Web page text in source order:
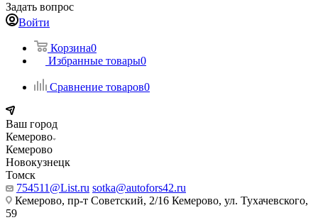
Задать вопрос
Войти
Корзина0
Избранные товары0
Сравнение товаров0
Ваш город
Кемерово
Кемерово
Новокузнецк
Томск
754511@List.ru sotka@autofors42.ru
Кемерово, пр-т Советский, 2/16 Кемерово, ул. Тухачевского,
59